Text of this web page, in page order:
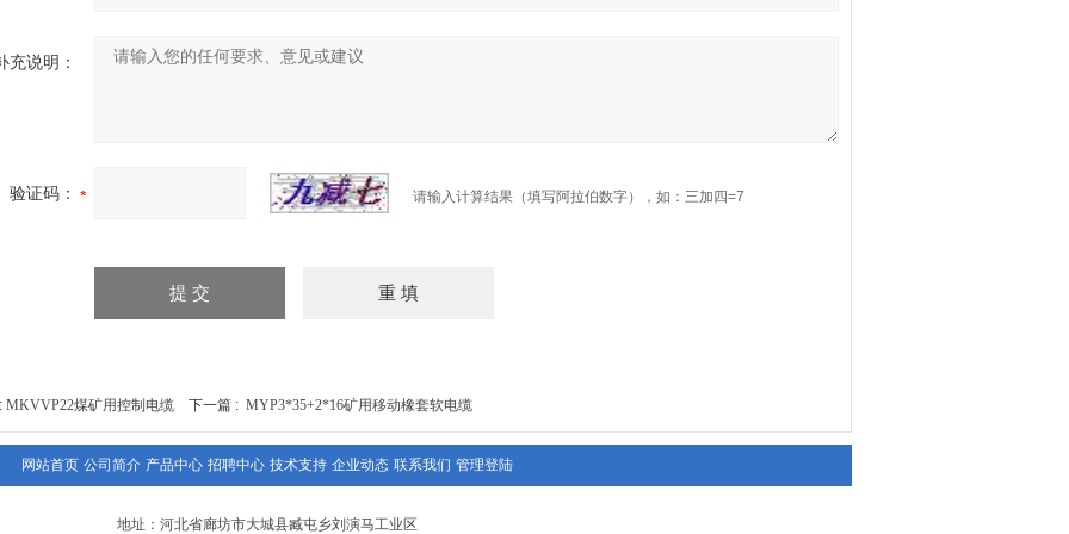
充说明：
验证码： 请输入计算结果（填写阿拉伯数字），如：三加四=7
MKVVP22煤矿用控制电缆 下一篇 : MYP3*35+2*16矿用移动橡套软电缆
网站首页 公司简介 产品中心 招聘中心 技术支持 企业动态 联系我们 管理登陆
地址：河北省廊坊市大城县臧屯乡刘演马工业区